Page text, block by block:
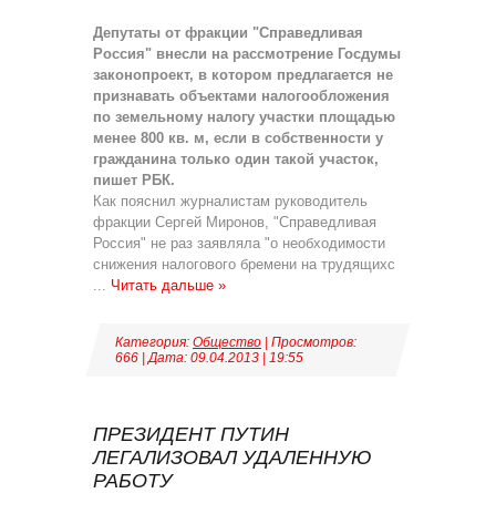
Депутаты от фракции "Справедливая
Россия" внесли на рассмотрение Госдумы
законопроект, в котором предлагается не
признавать объектами налогообложения
по земельному налогу участки площадью
менее 800 кв. м, если в собственности у
гражданина только один такой участок,
пишет РБК.
Как пояснил журналистам руководитель
фракции Сергей Миронов, "Справедливая
Россия" не раз заявляла "о необходимости
снижения налогового бремени на трудящихс
... Читать дальше »
Категория: Общество | Просмотров:
666 | Дата: 09.04.2013 19:55
ПРЕЗИДЕНТ ПУТИН
ЛЕГАЛИЗОВАЛ УДАЛЕННУЮ
РАБОТУ